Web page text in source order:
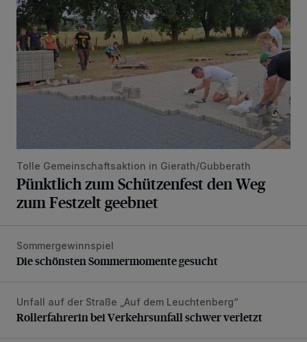
Tolle Gemeinschaftsaktion in Gierath/Gubberath
Pünktlich zum Schützenfest den Weg
zum Festzelt geebnet
Die schönsten Sommermomente gesucht
Sommergewinnspiel
Die schönsten Sommermomente gesucht
Rollerfahrerin bei Verkehrsunfall schwer verletzt
Unfall auf der Straße „Auf dem Leuchtenberg“
Rollerfahrerin bei Verkehrsunfall schwer verletzt